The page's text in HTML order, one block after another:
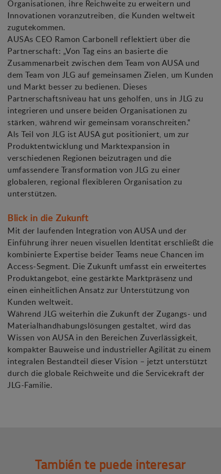
Organisationen, ihre Reichweite zu erweitern und
Innovationen voranzutreiben, die Kunden weltweit
zugutekommen.
AUSAs CEO Ramon Carbonell reflektiert über die
Partnerschaft: „Von Tag eins an basierte die
Zusammenarbeit zwischen dem Team von AUSA und
dem Team von JLG auf gemeinsamen Zielen, um Kunden
und Markt besser zu bedienen. Dieses
Partnerschaftsniveau hat uns geholfen, uns in JLG zu
integrieren und unsere beiden Organisationen zu
stärken, während wir gemeinsam voranschreiten.“
Als Teil von JLG ist AUSA gut positioniert, um zur
Produktentwicklung und Marktexpansion in
verschiedenen Regionen beizutragen und die
umfassendere Transformation von JLG zu einer
globaleren, regional flexibleren Organisation zu
unterstützen.
Blick in die Zukunft
Mit der laufenden Integration von AUSA und der
Einführung ihrer neuen visuellen Identität erschließt die
kombinierte Expertise beider Teams neue Chancen im
Access-Segment. Die Zukunft umfasst ein erweitertes
Produktangebot, eine gestärkte Marktpräsenz und
einen einheitlichen Ansatz zur Unterstützung von
Kunden weltweit.
Während JLG weiterhin die Zukunft der Zugangs- und
Materialhandhabungslösungen gestaltet, wird das
Wissen von AUSA in den Bereichen Zuverlässigkeit,
kompakter Bauweise und industrieller Agilität zu einem
integralen Bestandteil dieser Vision – jetzt unterstützt
durch die globale Reichweite und die Servicekraft der
JLG-Familie.
También te puede interesar